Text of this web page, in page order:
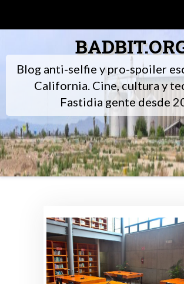
Blog anti-selfie y pro-spoiler
California. Cine, cultura y
Fastidia gente desde